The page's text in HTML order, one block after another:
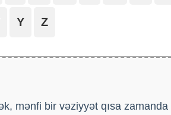
Y Z
mənfi bir vəziyyət qısa zamanda